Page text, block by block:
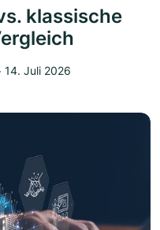
klassische
‧ 14. Juli 2026